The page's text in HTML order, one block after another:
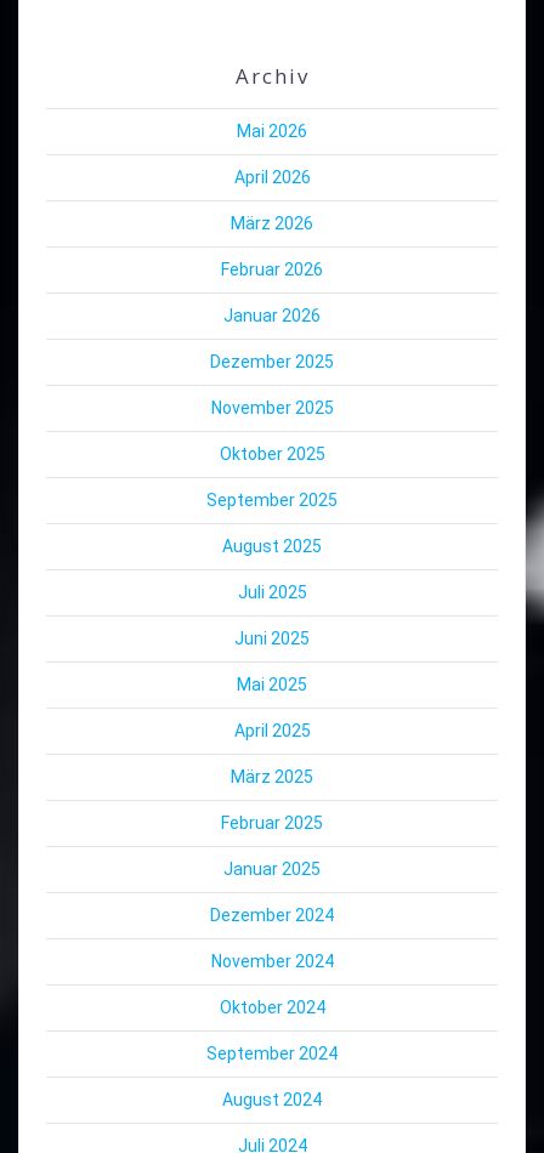
Archiv
Mai 2026
April 2026
März 2026
Februar 2026
Januar 2026
Dezember 2025
November 2025
Oktober 2025
September 2025
August 2025
Juli 2025
Juni 2025
Mai 2025
April 2025
März 2025
Februar 2025
Januar 2025
Dezember 2024
November 2024
Oktober 2024
September 2024
August 2024
Juli 2024